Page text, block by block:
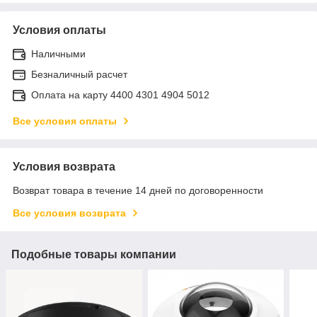
Условия оплаты
Наличными
Безналичный расчет
Оплата на карту 4400 4301 4904 5012
Все условия оплаты
Условия возврата
Возврат товара в течение 14 дней по договоренности
Все условия возврата
Подобные товары компании